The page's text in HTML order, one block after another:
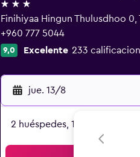
3 estrellas
Finihiyaa Hingun Thulusdhoo
+960 777 5044
9,0 Excelente 233
jue. 13/8
2 huéspedes, 1 habitación